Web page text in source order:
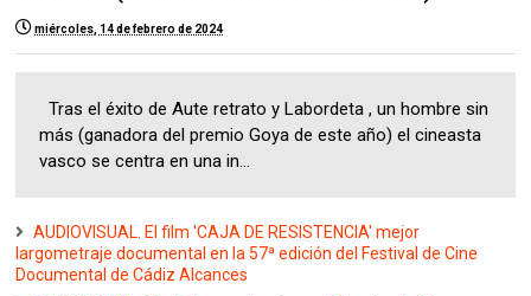
miércoles, 14 de febrero de 2024
Tras el éxito de Aute retrato y Labordeta , un hombre sin
más (ganadora del premio Goya de este año) el cineasta
vasco se centra en una in...
AUDIOVISUAL. El film 'CAJA DE RESISTENCIA' mejor
largometraje documental en la 57ª edición del Festival de Cine
Documental de Cádiz Alcances